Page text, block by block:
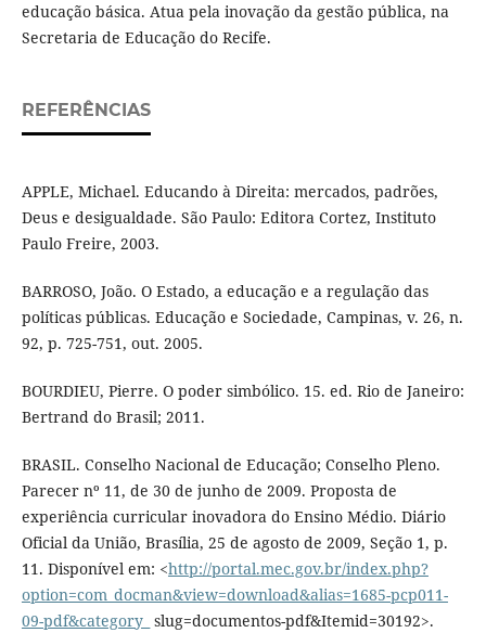
educação básica. Atua pela inovação da gestão pública, na
Secretaria de Educação do Recife.
REFERÊNCIAS
APPLE, Michael. Educando à Direita: mercados, padrões,
Deus e desigualdade. São Paulo: Editora Cortez, Instituto
Paulo Freire, 2003.
BARROSO, João. O Estado, a educação e a regulação das
políticas públicas. Educação e Sociedade, Campinas, v. 26, n.
92, p. 725-751, out. 2005.
BOURDIEU, Pierre. O poder simbólico. 15. ed. Rio de Janeiro:
Bertrand do Brasil; 2011.
BRASIL. Conselho Nacional de Educação; Conselho Pleno.
Parecer nº 11, de 30 de junho de 2009. Proposta de
experiência curricular inovadora do Ensino Médio. Diário
Oficial da União, Brasília, 25 de agosto de 2009, Seção 1, p.
11. Disponível em: <http://portal.mec.gov.br/index.php?
option=com_docman&view=download&alias=1685-pcp011-
09-pdf&category_ slug=documentos-pdf&Itemid=30192>.